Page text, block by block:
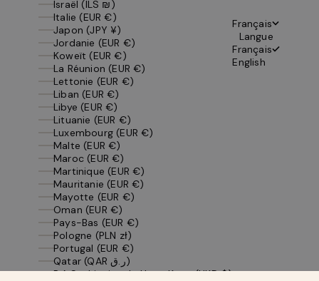
Israël (ILS ₪)
Italie (EUR €)
Japon (JPY ¥)
Jordanie (EUR €)
Koweït (EUR €)
La Réunion (EUR €)
Lettonie (EUR €)
Liban (EUR €)
Libye (EUR €)
Lituanie (EUR €)
Luxembourg (EUR €)
Malte (EUR €)
Maroc (EUR €)
Martinique (EUR €)
Mauritanie (EUR €)
Mayotte (EUR €)
Oman (EUR €)
Pays-Bas (EUR €)
Pologne (PLN zł)
Portugal (EUR €)
Qatar (QAR ر.ق)
R.A.S. chinoise de Hong Kong (HKD $)
Français
Langue
Français
English